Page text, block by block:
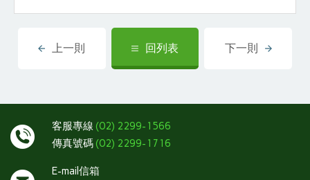
上一則 回列表 下一則
客服專線 (02) 2299-1566
傳真號碼(02) 2299-1716
E-mail信箱